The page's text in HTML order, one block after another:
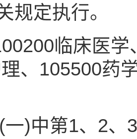
规定执行。
临床医
、105500药
一)中第1、2、